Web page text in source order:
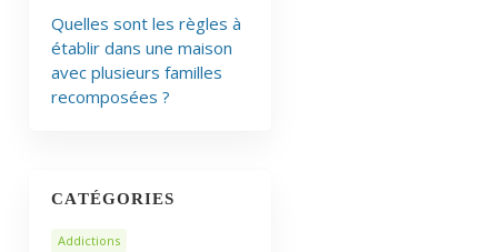
Quelles sont les règles à
établir dans une maison
avec plusieurs familles
recomposées ?
CATÉGORIES
Addictions